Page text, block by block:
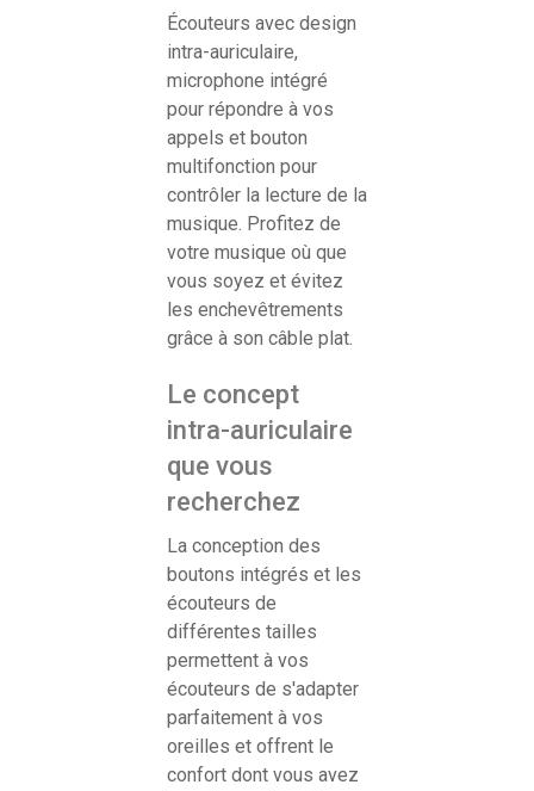
Écouteurs avec design
intra-auriculaire,
microphone intégré
pour répondre à vos
appels et bouton
multifonction pour
contrôler la lecture de la
musique. Profitez de
votre musique où que
vous soyez et évitez
les enchevêtrements
grâce à son câble plat.
Le concept
intra-auriculaire
que vous
recherchez
La conception des
boutons intégrés et les
écouteurs de
différentes tailles
permettent à vos
écouteurs de s'adapter
parfaitement à vos
oreilles et offrent le
confort dont vous avez